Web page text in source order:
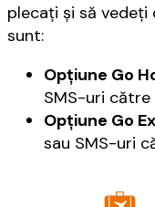
plecaţi şi să
sunt:
Opţiune Go
SMS-uri către
Opţiune Go
sau SMS-uri